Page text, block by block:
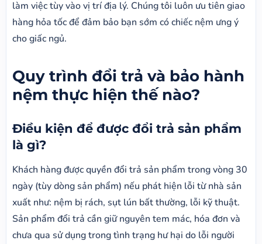
làm việc tùy vào vị trí địa lý. Chúng tôi luôn ưu tiên giao
hàng hỏa tốc để đảm bảo bạn sớm có chiếc nệm ưng ý
cho giấc ngủ.
Quy trình đổi trả và bảo hành
nệm thực hiện thế nào?
Điều kiện để được đổi trả sản phẩm
là gì?
Khách hàng được quyền đổi trả sản phẩm trong vòng 30
ngày (tùy dòng sản phẩm) nếu phát hiện lỗi từ nhà sản
xuất như: nệm bị rách, sụt lún bất thường, lỗi kỹ thuật.
Sản phẩm đổi trả cần giữ nguyên tem mác, hóa đơn và
chưa qua sử dụng trong tình trạng hư hại do lỗi người